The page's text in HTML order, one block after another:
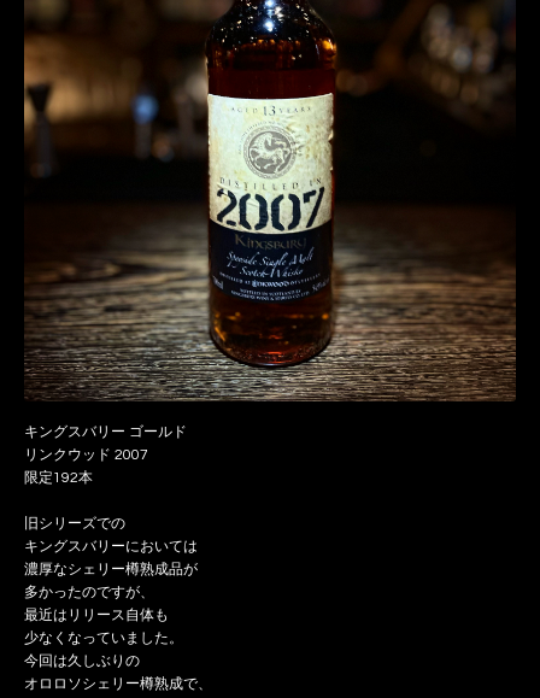
キングスバリー ゴールド
リンクウッド 2007
限定192本
旧シリーズでの
キングスバリーにおいては
濃厚なシェリー樽熟成品が
多かったのですが、
最近はリリース自体も
少なくなっていました。
今回は久しぶりの
オロロソシェリー樽熟成で、